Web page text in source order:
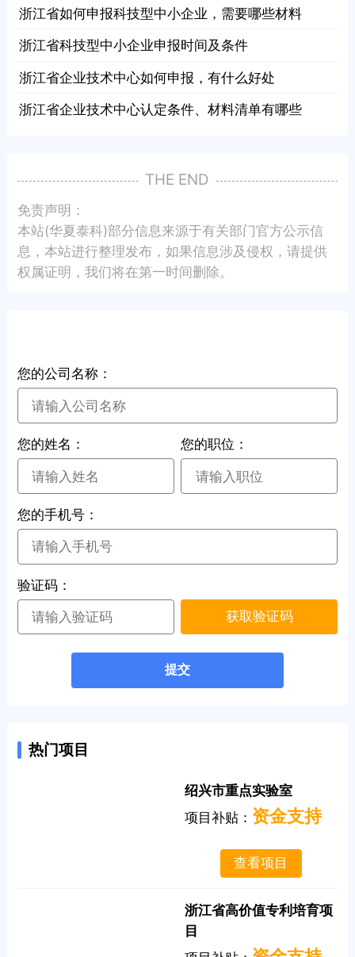
· 浙江省如何申报科技型中小企业，需要哪些材料
· 浙江省科技型中小企业申报时间及条件
· 浙江省企业技术中心如何申报，有什么好处
· 浙江省企业技术中心认定条件、材料清单有哪些
THE END
免责声明：
本站(华夏泰科)部分信息来源于有关部门官方公示信
息，本站进行整理发布，如果信息涉及侵权，请提供
权属证明，我们将在第一时间删除。
您的公司名称：
您的姓名： 您的职位：
您的手机号：
验证码：
获取验证码
提交
热门项目
绍兴市重点实验室
项目补贴： 资金支持
查看项目
浙江省高价值专利培育项
目